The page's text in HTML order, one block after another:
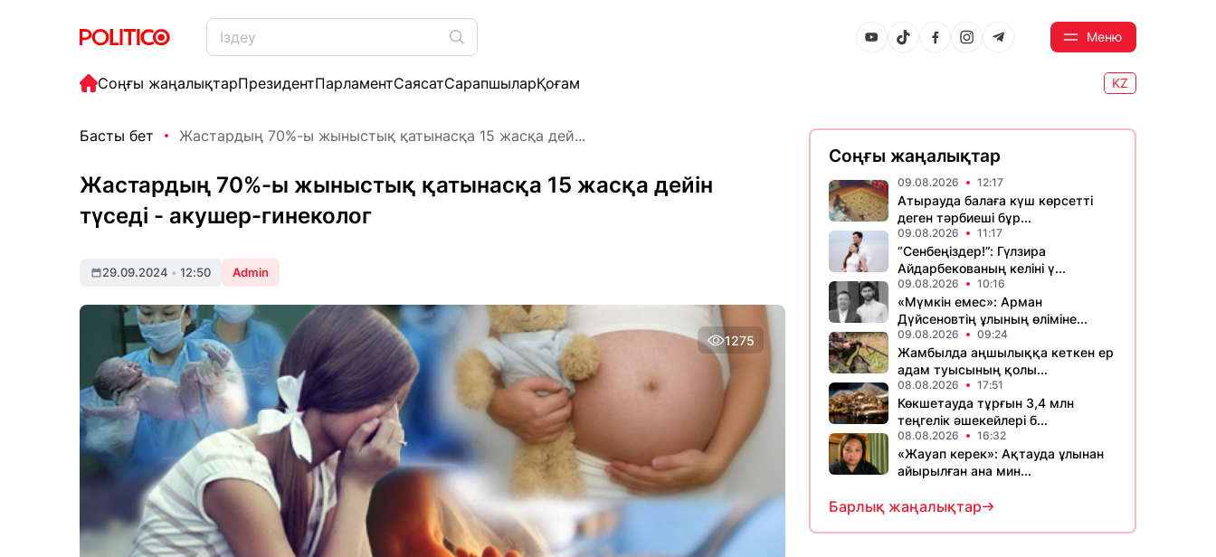
Меню
Соңғы жаңалықтарПрезидентПарламентСаясатСарапшыларҚоғам KZ
Басты бет Жастардың 70%-ы жыныстық қатынасқа 15 жасқа дей...
Жастардың 70%-ы жыныстық қатынасқа 15 жасқа дейін
түседі - акушер-гинеколог
29.09.2024 • 12:50 Admin
1275
Соңғы жаңалықтар
09.08.2026 12:17
Атырауда балаға күш көрсетті
деген тәрбиеші бұр...
09.08.2026 11:17
“Сенбеңіздер!”: Гүлзира
Айдарбекованың келіні ү...
09.08.2026 10:16
«Мүмкін емес»: Арман
Дүйсеновтің ұлының өліміне...
09.08.2026 09:24
Жамбылда аңшылыққа кеткен ер
адам туысының қолы...
08.08.2026 17:51
Көкшетауда тұрғын 3,4 млн
теңгелік әшекейлері б...
08.08.2026 16:32
«Жауап керек»: Ақтауда ұлынан
айырылған ана мин...
Барлық жаңалықтар